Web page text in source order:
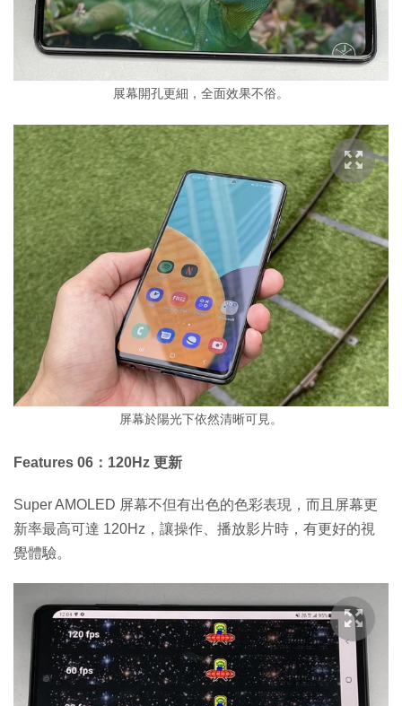
展幕開孔更細，全面效果不俗。
屏幕於陽光下依然清晰可見。
Features 06：120Hz 更新
Super AMOLED 屏幕不但有出色的色彩表現，而且屏幕更
新率最高可達 120Hz，讓操作、播放影片時，有更好的視
覺體驗。